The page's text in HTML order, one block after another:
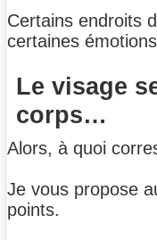
Certains endroits
certaines
Le visage
corps…
Alors, à quoi
Je vous propose
points.